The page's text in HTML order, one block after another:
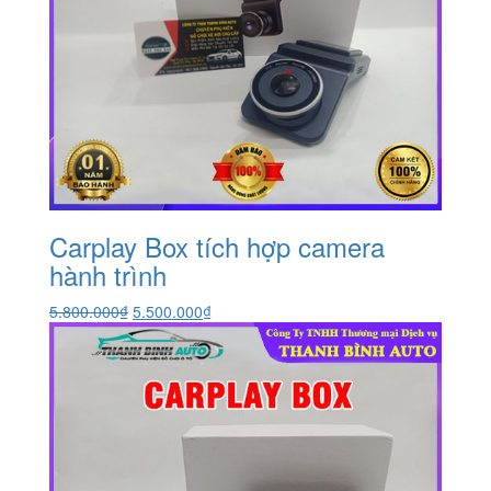
Carplay Box tích hợp camera
hành trình
5.800.000₫ Giá
gốc
là:
5.800.000₫.
5.500.000₫Giá
hiện
tại
là:
5.500.000₫.